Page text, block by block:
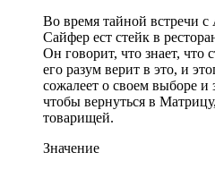
Во время тайной встречи
Сайфер ест стейк в
Он говорит, что знает, что
его разум верит в это, и
сожалеет о своем выборе и
чтобы вернуться в
товарищей.
Значение